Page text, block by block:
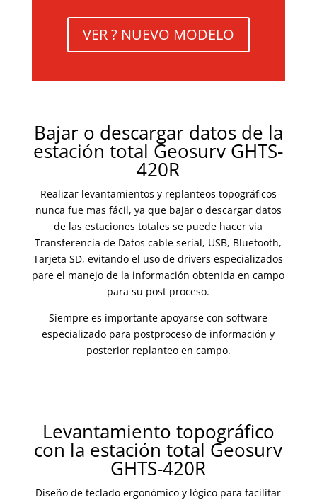
VER ? NUEVO MODELO
Bajar o descargar datos de la
estación total Geosurv GHTS-
420R
Realizar levantamientos y replanteos topográficos
nunca fue mas fácil, ya que bajar o descargar datos
de las estaciones totales se puede hacer via
Transferencia de Datos cable seríal, USB, Bluetooth,
Tarjeta SD, evitando el uso de drivers especializados
pare el manejo de la información obtenida en campo
para su post proceso.
Siempre es importante apoyarse con software
especializado para postproceso de información y
posterior replanteo en campo.
Levantamiento topográfico
con la estación total Geosurv
GHTS-420R
Diseño de teclado ergonómico y lógico para facilitar